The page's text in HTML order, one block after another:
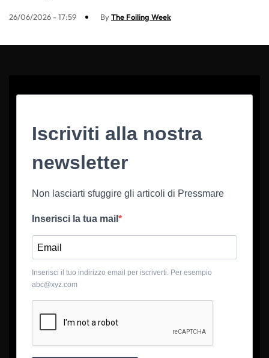
26/06/2026 - 17:59 ByThe Foiling Week
Iscriviti alla nostra
newsletter
Non lasciarti sfuggire gli articoli di Pressmare
Inserisci la tua mail
Inserisci il tuo indirizzo email per iscriverti. Per esempio
abc@xyz.com